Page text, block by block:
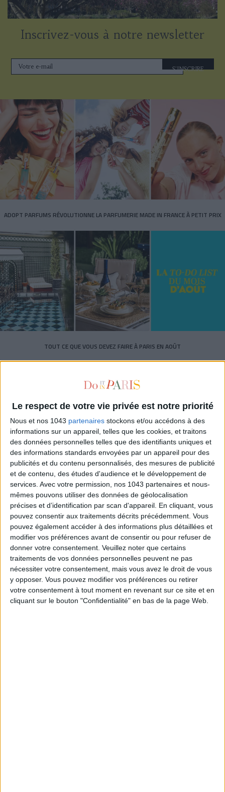
Le respect de votre vie privée est notre priorité
Nous et nos 1043 partenaires stockons et/ou accédons à des
informations sur un appareil, telles que les cookies, et traitons
des données personnelles telles que des identifiants uniques et
des informations standards envoyées par un appareil pour des
publicités et du contenu personnalisés, des mesures de publicité
et de contenu, des études d'audience et le développement de
services. Avec votre permission, nos 1043 partenaires et nous-
mêmes pouvons utiliser des données de géolocalisation
précises et d’identification par scan d'appareil. En cliquant, vous
pouvez consentir aux traitements décrits précédemment. Vous
pouvez également accéder à des informations plus détaillées et
modifier vos préférences avant de consentir ou pour refuser de
donner votre consentement. Veuillez noter que certains
traitements de vos données personnelles peuvent ne pas
nécessiter votre consentement, mais vous avez le droit de vous
y opposer. Vous pouvez modifier vos préférences ou retirer
votre consentement à tout moment en revenant sur ce site et en
cliquant sur le bouton "Confidentialité" en bas de la page Web.
Inscrivez-vous à notre newsletter
S'INSCRIRE
ADOPT PARFUMS RÉVOLUTIONNE LA PARFUMERIE MADE IN FRANCE À PETIT PRIX
TOUT CE QUE VOUS DEVEZ FAIRE À PARIS EN AOÛT
LES SPF 50 QUI DONNENT ENVIE DE SE TARTINER